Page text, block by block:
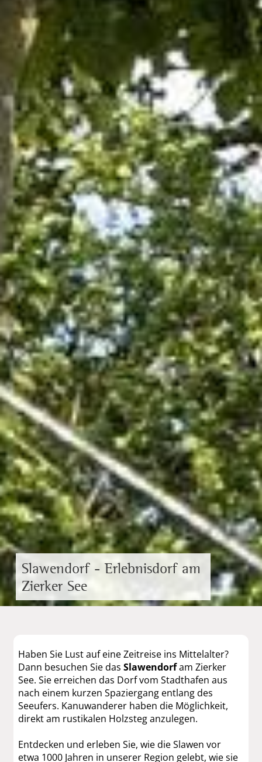
Slawendorf - Erlebnisdorf am
Zierker See
Haben Sie Lust auf eine Zeitreise ins Mittelalter?
Dann besuchen Sie das Slawendorfam Zierker
See. Sie erreichen das Dorf vom Stadthafen aus
nach einem kurzen Spaziergang entlang des
Seeufers. Kanuwanderer haben die Möglichkeit,
direkt am rustikalen Holzsteg anzulegen.
Entdecken und erleben Sie, wie die Slawen vor
etwa 1000 Jahren in unserer Region gelebt, wie sie